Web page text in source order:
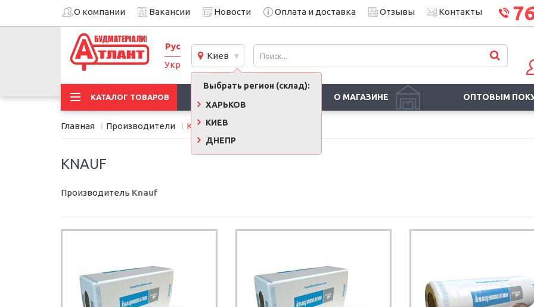
О компании Вакансии Новости Оплата и доставка Отзывы Контакты
Рус
Укр
Киев
Выбрать регион (склад):
ХАРЬКОВ
КИЕВ
ДНЕПР
КАТАЛОГ ТОВАРОВ О МАГАЗИНЕ ОПТОВЫМ
Главная Производители Knauf
KNAUF
Производитель Knauf